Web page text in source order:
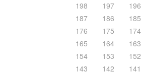
198
197 196
187
186 185
176
175 174
165
164 163
154
153 152
143
142 141